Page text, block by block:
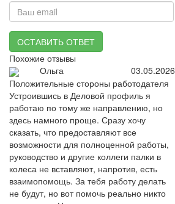
ОСТАВИТЬ ОТВЕТ
Похожие отзывы
Ольга
03.05.2026
Положительные стороны работодателя
Устроившись в Деловой профиль я
работаю по тому же направлению, но
здесь намного проще. Сразу хочу
сказать, что предоставляют все
возможности для полноценной работы,
руководство и другие коллеги палки в
колеса не вставляют, напротив, есть
взаимопомощь. За тебя работу делать
не будут, но вот помочь реально никто